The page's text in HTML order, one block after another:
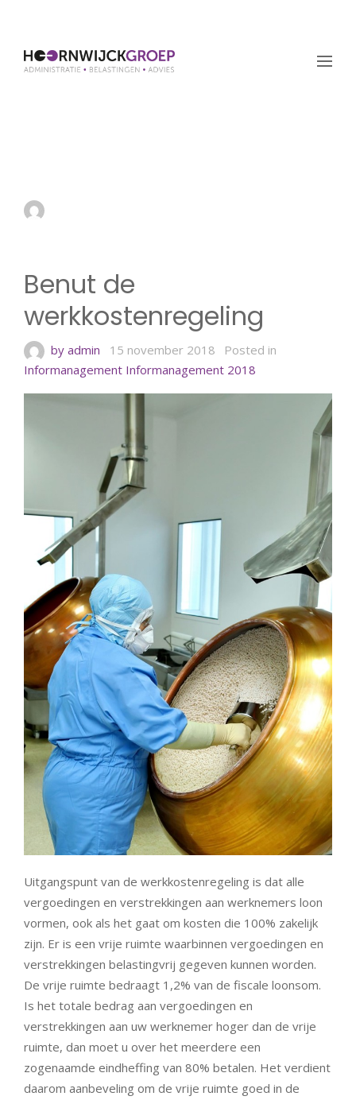
Benut de
werkkostenregeling
by admin 15 november 2018
Posted in
Informanagement Informanagement 2018
Uitgangspunt van de werkkostenregeling is dat alle
vergoedingen en verstrekkingen aan werknemers loon
vormen, ook als het gaat om kosten die 100% zakelijk
zijn. Er is een vrije ruimte waarbinnen vergoedingen en
verstrekkingen belastingvrij gegeven kunnen worden.
De vrije ruimte bedraagt 1,2% van de fiscale loonsom.
Is het totale bedrag aan vergoedingen en
verstrekkingen aan uw werknemer hoger dan de vrije
ruimte, dan moet u over het meerdere een
zogenaamde eindheffing van 80% betalen. Het verdient
daarom aanbeveling om de vrije ruimte goed in de